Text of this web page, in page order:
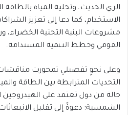
الري الحديث، وتحلية المياه
الاستخدام، كما دعا إلى تعزيز
مشروعات البنية التحتية الخضراء،
القومي وخطط التنمية المستدامة.
وعلى نحوٍ تفصيلي تمحورت
التحديات المترابطة بين الطاقة
حالة من دول تعتمد على الهيدروجين
الشمسية؛ دعوةً إلى تقليل